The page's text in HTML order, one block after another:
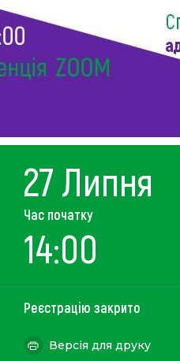
27 Липня
Час початку
14:00
Реєстрацію закрито
Версія для друку